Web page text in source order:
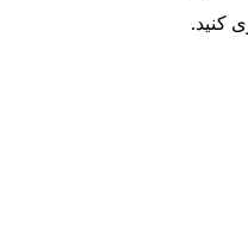
کنید.